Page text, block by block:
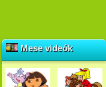
Mese videók